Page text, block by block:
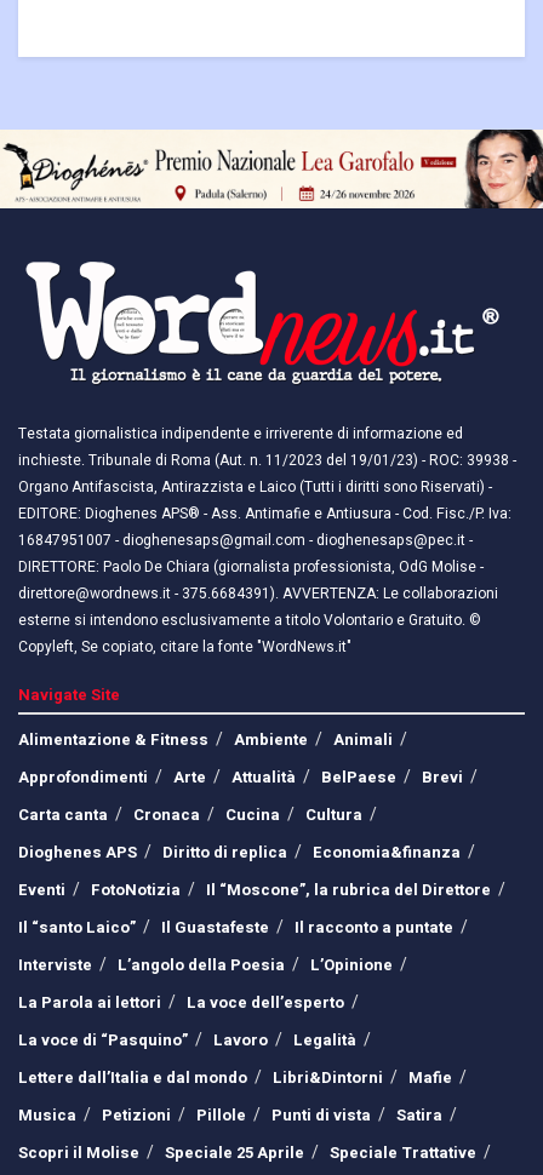
Testata giornalistica indipendente e irriverente di informazione ed
inchieste. Tribunale di Roma (Aut. n. 11/2023 del 19/01/23) - ROC: 39938 -
Organo Antifascista, Antirazzista e Laico (Tutti i diritti sono Riservati) -
EDITORE: Dioghenes APS® - Ass. Antimafie e Antiusura - Cod. Fisc./P. Iva:
16847951007 - dioghenesaps@gmail.com - dioghenesaps@pec.it - ​​
DIRETTORE: Paolo De Chiara (giornalista professionista, OdG Molise -
direttore@wordnews.it - ​​375.6684391). AVVERTENZA: Le collaborazioni
esterne si intendono esclusivamente a titolo Volontario e Gratuito. ©
Copyleft, Se copiato, citare la fonte "WordNews.it"
Navigate Site
Alimentazione & Fitness
Ambiente
Animali
Approfondimenti
Arte Attualità BelPaese
Brevi
Carta canta
Cronaca Cucina
Cultura
Dioghenes APS
Diritto di replica
Economia&finanza
Eventi
FotoNotizia
Il “Moscone”, la rubrica del Direttore
Il “santo Laico”
Il Guastafeste
Il racconto a puntate
Interviste
L’angolo della Poesia
L’Opinione
La Parola ai lettori
La voce dell’esperto
La voce di “Pasquino”
Lavoro
Legalità
Lettere dall’Italia e dal mondo
Libri&Dintorni
Mafie
Musica
Petizioni Pillole Punti di vista
Satira
Scopri il Molise
Speciale 25 Aprile Speciale Trattative